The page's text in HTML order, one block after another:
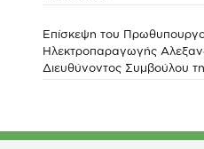
Επίσκεψη του
Ηλεκτροπαραγωγής
Διευθύνοντος Συμβούλου